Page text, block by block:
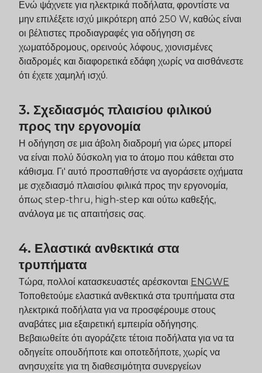
Ενώ ψάχνετε για ηλεκτρικά ποδήλατα, φροντίστε να
μην επιλέξετε ισχύ μικρότερη από 250 W, καθώς είναι
οι βέλτιστες προδιαγραφές για οδήγηση σε
χωματόδρομους, ορεινούς λόφους, χιονισμένες
διαδρομές και διαφορετικά εδάφη χωρίς να αισθάνεστε
ότι έχετε χαμηλή ισχύ.
3. Σχεδιασμός πλαισίου φιλικού
προς την εργονομία
Η οδήγηση σε μια άβολη διαδρομή για ώρες μπορεί
να είναι πολύ δύσκολη για το άτομο που κάθεται στο
κάθισμα. Γι' αυτό προσπαθήστε να αγοράσετε οχήματα
με σχεδιασμό πλαισίου φιλικά προς την εργονομία,
όπως step-thru, high-step και ούτω καθεξής,
ανάλογα με τις απαιτήσεις σας.
4. Ελαστικά ανθεκτικά στα
τρυπήματα
Τώρα, πολλοί κατασκευαστές αρέσκονται ENGWE
Τοποθετούμε ελαστικά ανθεκτικά στα τρυπήματα στα
ηλεκτρικά ποδήλατα για να προσφέρουμε στους
αναβάτες μια εξαιρετική εμπειρία οδήγησης.
Βεβαιωθείτε ότι αγοράζετε τέτοια ποδήλατα για να τα
οδηγείτε οπουδήποτε και οποτεδήποτε, χωρίς να
ανησυχείτε για τη διαθεσιμότητα συνεργείων